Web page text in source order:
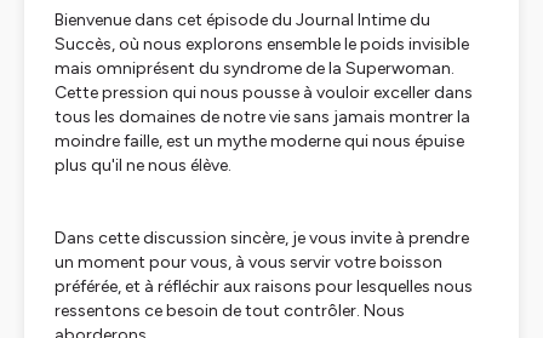
Bienvenue dans cet épisode du Journal Intime du
Succès, où nous explorons ensemble le poids invisible
mais omniprésent du syndrome de la Superwoman.
Cette pression qui nous pousse à vouloir exceller dans
tous les domaines de notre vie sans jamais montrer la
moindre faille, est un mythe moderne qui nous épuise
plus qu'il ne nous élève.
Dans cette discussion sincère, je vous invite à prendre
un moment pour vous, à vous servir votre boisson
préférée, et à réfléchir aux raisons pour lesquelles nous
ressentons ce besoin de tout contrôler. Nous